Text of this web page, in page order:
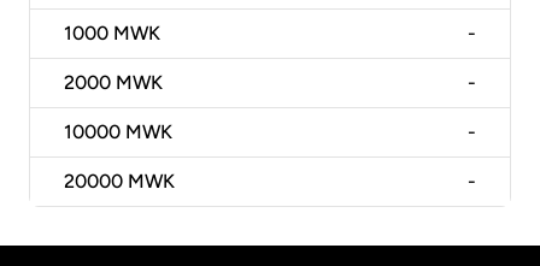
1000 MWK -
2000 MWK -
10000 MWK -
20000 MWK -